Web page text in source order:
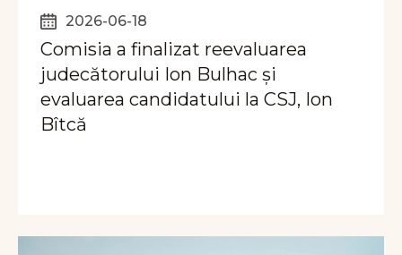
2026-06-18
Comisia a finalizat reevaluarea
judecătorului Ion Bulhac și
evaluarea candidatului la CSJ, Ion
Bîtcă